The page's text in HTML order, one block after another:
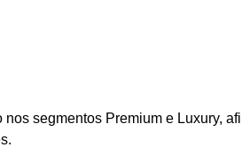
segmentos Premium e Luxury,